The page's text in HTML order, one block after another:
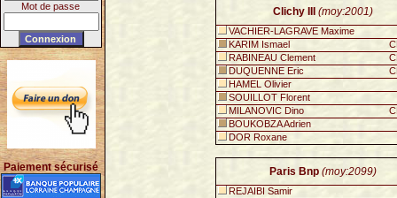
Mot de passe
Paiement sécurisé
Clichy III (moy:2001)
VACHIER-LAGRAVE Maxime
KARIM Ismael
RABINEAU Clement
DUQUENNE Eric
HAMEL Olivier
SOUILLOT Florent
MILANOVIC Dino
BOUKOBZA Adrien
DOR Roxane
Paris Bnp (moy:2099)
REJAIBI Samir